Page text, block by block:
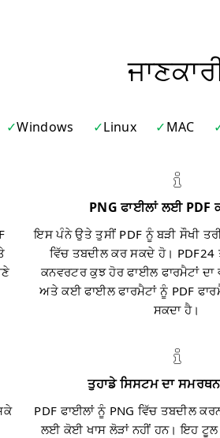
Windows Linux MAC
PNG ਫਾਈਲਾਂ ਲਈ PDF
ਇਸ ਪੰਨੇ ਉਤੇ ਤੁਸੀਂ PDF ਨੂੰ ਬੜੀ ਸੌਖੀ
ਵਿੱਚ ਤਬਦੀਲ ਕਰ ਸਕਦੇ ਹੋ।
ਕਨਵਰਟਰ ਕੁਝ ਹੋਰ ਫਾਈਲ ਫਾਰਮੈਟਾਂ ਦਾ
ਅਤੇ ਕਈ ਫਾਈਲ ਫਾਰਮੈਟਾਂ ਨੂੰ PDF
ਸਕਦਾ ਹੈ।
ਤੁਹਾਡੇ ਸਿਸਟਮ ਦਾ
PDF ਫਾਈਲਾਂ ਨੂੰ PNG ਵਿੱਚ ਤਬਦੀਲ
ਲਈ ਕੋਈ ਖਾਸ ਲੋੜਾਂ ਨਹੀਂ ਹਨ। ਇਹ